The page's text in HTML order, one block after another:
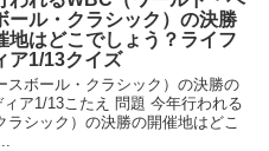
ール・クラシック）の決勝
地はどこでしょう？ライフ
ア1/13クイズ
スボール・クラシック）の決勝の
ア1/13こたえ 問題 今年行われる
シック）の決勝の開催地はどこ